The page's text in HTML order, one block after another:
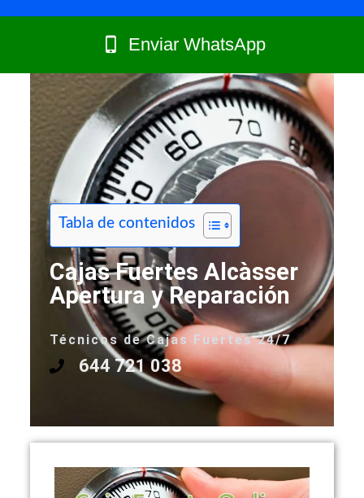
Enviar WhatsApp
Tabla de contenidos
Cajas Fuertes Alcàsser
Apertura y Reparación
Técnicos de Cajas Fuertes 24/7
644 721 038